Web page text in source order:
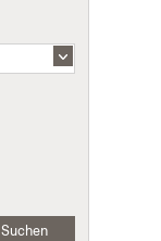
Suchen